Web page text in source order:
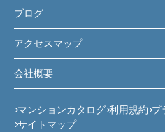
ブログ
アクセスマップ
会社概要
マンションカタログ 利用規約 プ
サイトマップ